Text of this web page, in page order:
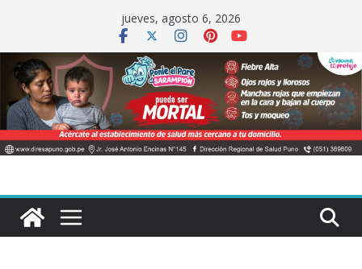
contenido
jueves, agosto 6, 2026